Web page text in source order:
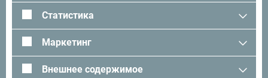
Статистика
Маркетинг
Внешнее содержимое